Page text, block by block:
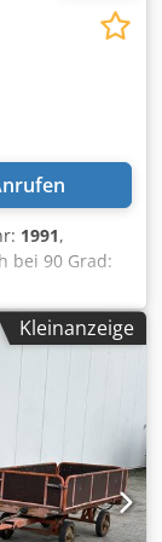
1991,
bei 90 Grad:
140 m/min
2.5
L-B-H
-
- elektro-
Sägen von
.
Bedienfeld
Kleinanzeige